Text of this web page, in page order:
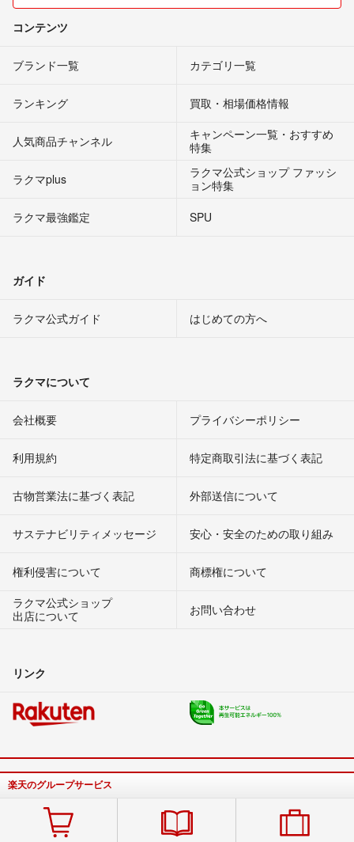
コンテンツ
ブランド一覧 カテゴリ一覧
ランキング 買取・相場価格情報
人気商品チャンネル
キャンペーン一覧・おすすめ
特集
ラクマplus
ラクマ公式ショップ ファッシ
ョン特集
ラクマ最強鑑定
SPU
ガイド
ラクマ公式ガイド はじめての方へ
ラクマについて
会社概要 プライバシーポリシー
利用規約 特定商取引法に基づく表記
古物営業法に基づく表記 外部送信について
サステナビリティメッセージ 安心・安全のための取り組み
権利侵害について
商標権について
ラクマ公式ショップ
出店について
お問い合わせ
リンク
楽天のグループサービス